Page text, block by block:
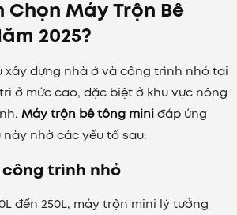
Chọn Máy Trộn Bê
2025?
xây dựng nhà ở và công trình nhỏ tại
ở mức cao, đặc biệt ở khu vực nông
Máy trộn bê tông miniđáp ứng
nhờ các yếu tố sau:
công trình nhỏ
đến 250L, máy trộn mini lý tưởng